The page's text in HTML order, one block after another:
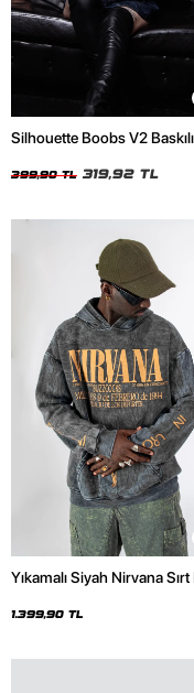
Silhouette Boobs V2 Baskılı
399,90 TL 319,92 TL
Yıkamalı Siyah Nirvana Sırt
1.399,90 TL